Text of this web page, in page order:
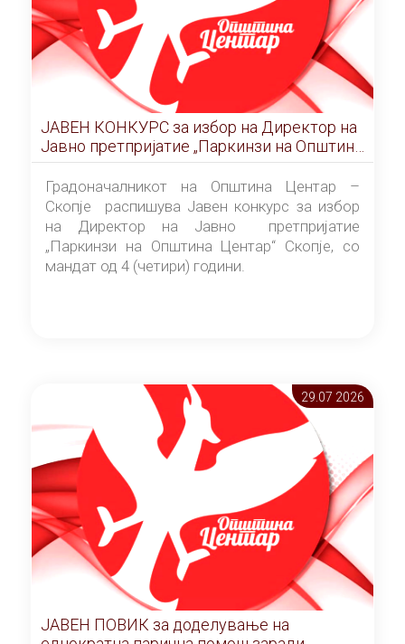
ЈАВЕН КОНКУРС за избор на Директор на
Јавно претпријатие „Паркинзи на Општина
Центар“ – Скопје
Градоначалникот на Општина Центар –
Скопје распишува Јавен конкурс за избор
на Директор на Јавно претпријатие
„Паркинзи на Општина Центар“ Скопје, со
мандат од 4 (четири) години.
29.07 2026
ЈАВЕН ПОВИК за доделување на